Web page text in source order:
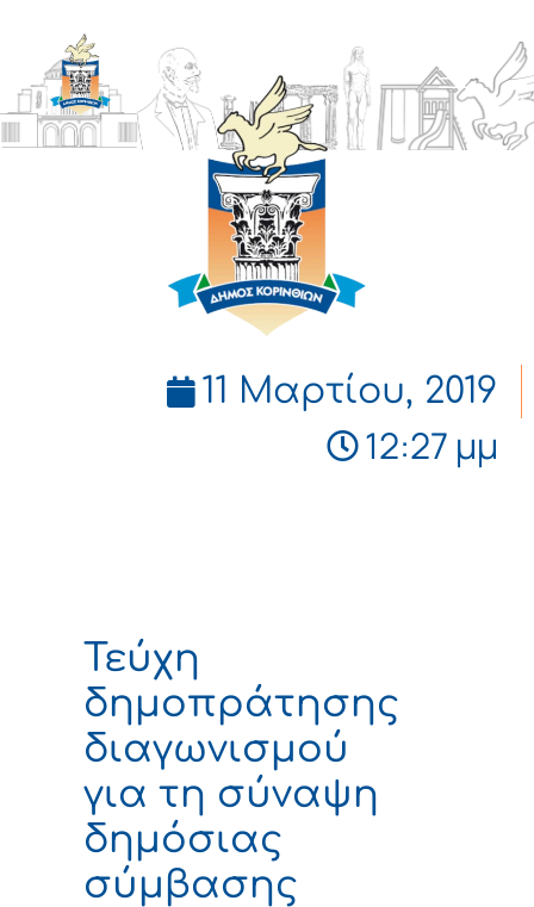
ΔΗΜΟΣ
ΚΟΡΙΝΘΙΩΝ
11 Μαρτίου, 2019
12:27 μμ
Τεύχη
δημοπράτησης
διαγωνισμού
για τη σύναψη
δημόσιας
σύμβασης